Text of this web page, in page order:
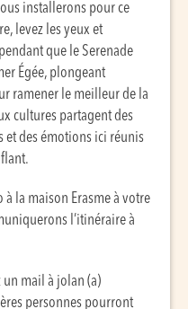
installerons pour ce
levez les yeux et
que le Serenade
Égée, plongeant
ramener le meilleur de la
cultures partagent des
et des émotions ici réunis
à la maison Erasme à votre
l’itinéraire à
un mail à jolan (a)
personnes pourront